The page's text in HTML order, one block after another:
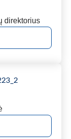
direktorius